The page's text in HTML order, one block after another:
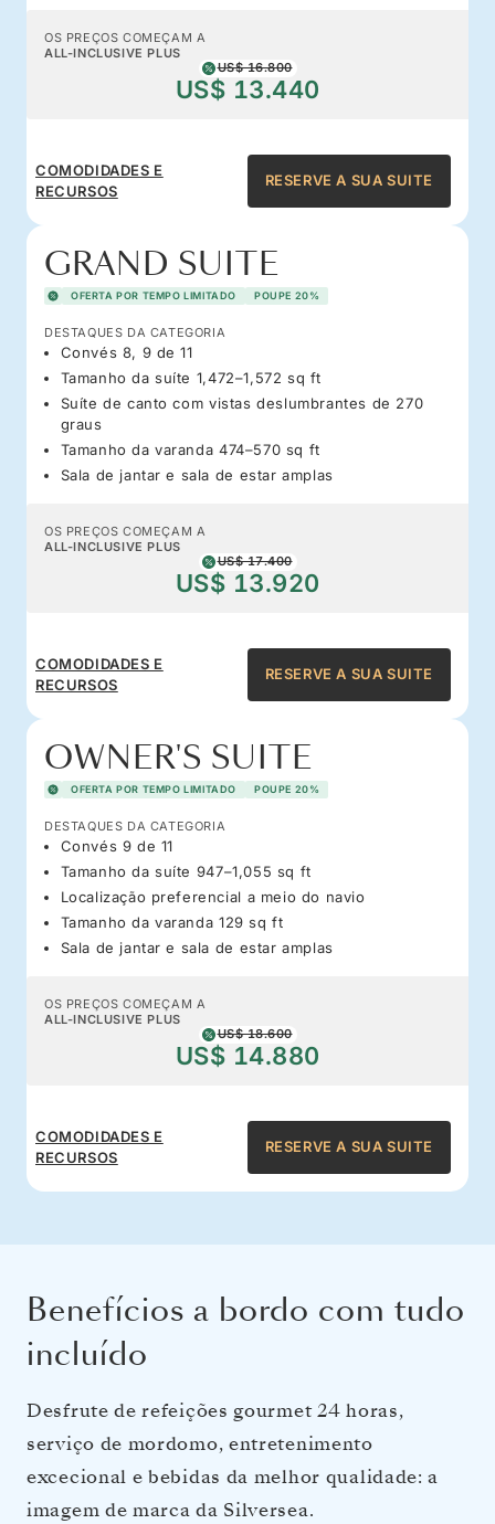
OS PREÇOS COMEÇAM A
ALL-INCLUSIVE PLUS
US$ 16.800
US$ 13.440
COMODIDADES E
RECURSOS
RESERVE A SUA SUITE
GRAND SUITE
OFERTA POR TEMPO LIMITADO POUPE 20%
DESTAQUES DA CATEGORIA
Convés 8, 9 de 11
Tamanho da suíte 1,472–1,572 sq ft
Suíte de canto com vistas deslumbrantes de 270
graus
Tamanho da varanda 474–570 sq ft
Sala de jantar e sala de estar amplas
OS PREÇOS COMEÇAM A
ALL-INCLUSIVE PLUS
US$ 17.400
US$ 13.920
COMODIDADES E
RECURSOS
RESERVE A SUA SUITE
OWNER'S SUITE
OFERTA POR TEMPO LIMITADO POUPE 20%
DESTAQUES DA CATEGORIA
Convés 9 de 11
Tamanho da suíte 947–1,055 sq ft
Localização preferencial a meio do navio
Tamanho da varanda 129 sq ft
Sala de jantar e sala de estar amplas
OS PREÇOS COMEÇAM A
ALL-INCLUSIVE PLUS
US$ 18.600
US$ 14.880
COMODIDADES E
RECURSOS
RESERVE A SUA SUITE
Benefícios a bordo com tudo
incluído
Desfrute de refeições gourmet 24 horas,
serviço de mordomo, entretenimento
excecional e bebidas da melhor qualidade: a
imagem de marca da Silversea.